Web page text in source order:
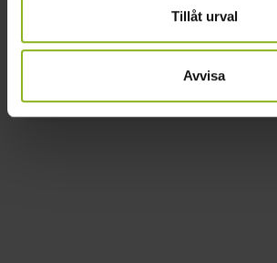
Tillåt urval
Avvisa
Skånska Juldagarna på Bosjökloster
2026-11-27–2026-11-29